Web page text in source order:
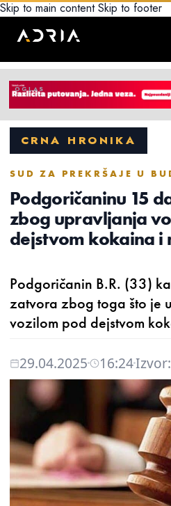
Skip to main content Skip to footer
CRNA HRONIKA
SUD ZA PREKRŠAJE U
Podgoričaninu 15
zbog upravljanja
dejstvom kokaina i
Podgoričanin B.R. (33)
zatvora zbog toga što je
vozilom pod dejstvom
29.04.2025 16:24Izvor: